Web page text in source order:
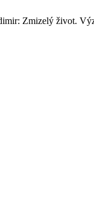
Zmizelý život.